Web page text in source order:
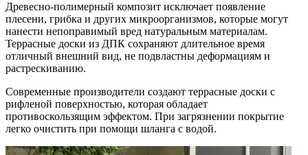
Древесно-полимерный композит исключает появление
плесени, грибка и других микроорганизмов, которые могут
нанести непоправимый вред натуральным материалам.
Террасные доски из ДПК сохраняют длительное время
отличный внешний вид, не подвластны деформациям и
растрескиванию.
Современные производители создают террасные доски с
рифленой поверхностью, которая обладает
противоскользящим эффектом. При загрязнении покрытие
легко очистить при помощи шланга с водой.